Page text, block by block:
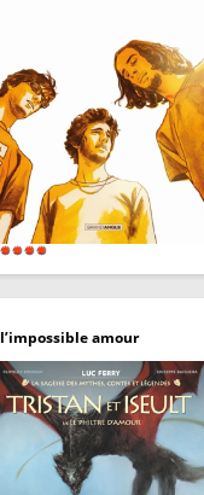
l’impossible amour